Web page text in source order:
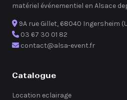
matériel événementiel en Alsace
9A rue Gillet, 68040 Ingersheim
03 67 30 01 82
contact@alsa-event.fr
Catalogue
Location eclairage